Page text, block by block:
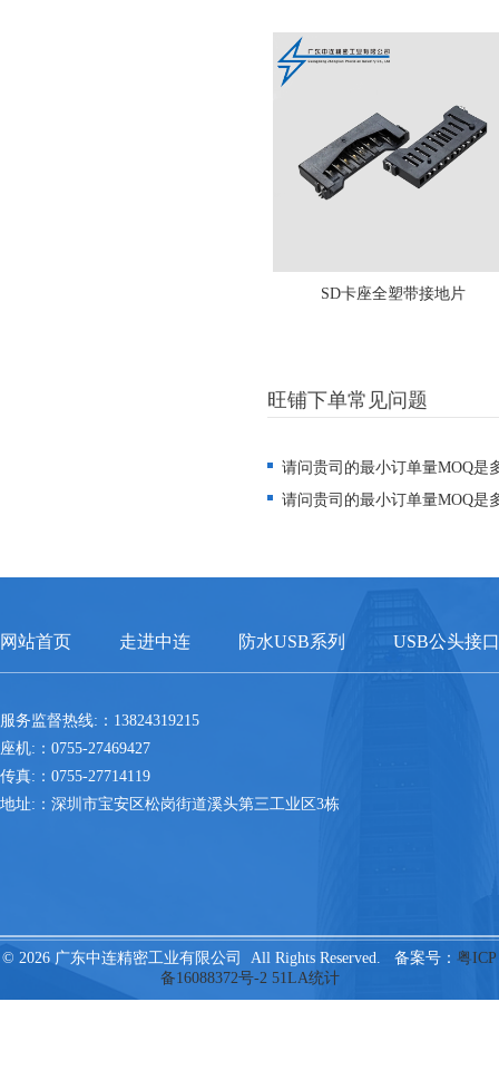
SD卡座全塑带接地片
旺铺下单常见问题
请问贵司的最小订单量MOQ是
请问贵司的最小订单量MOQ是
网站首页 走进中连 防水USB系列 USB公头接口
服务监督热线:：13824319215
座机:：0755-27469427
传真:：0755-27714119
地址:：深圳市宝安区松岗街道溪头第三工业区3栋
© 2026 广东中连精密工业有限公司 All Rights Reserved. 备案号： 粤ICP
备16088372号-2 51LA统计